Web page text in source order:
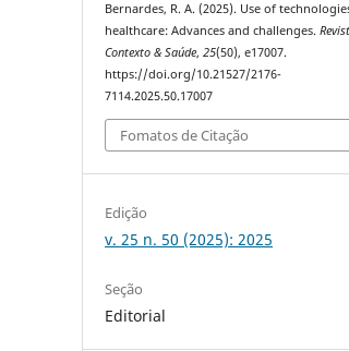
Bernardes, R. A. (2025). Use of
healthcare: Advances and challenges.
Contexto & Saúde,25(50), e17007.
https://doi.org/10.21527/2176-
7114.2025.50.17007
Fomatos de Citação
Edição
v. 25 n. 50 (2025): 2025
Seção
Editorial